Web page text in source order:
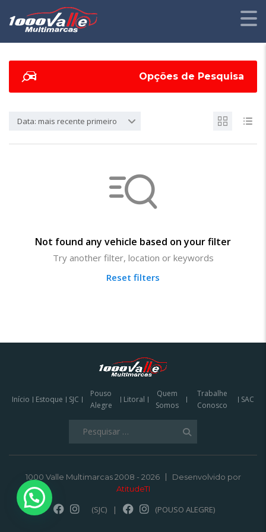
Opções de Pesquisa
Data: mais recente primeiro
Not found any vehicle based on your filter
Try another filter, location or keywords
Reset filters
Início Estoque SJC
Pouso
Alegre
Litoral
Quem
Somos
Trabalhe
Conosco
SAC
1000 Valle Multimarcas 2008 - 2026
Desenvolvido por
AtitudeTI
(SJC) | (POUSO ALEGRE)